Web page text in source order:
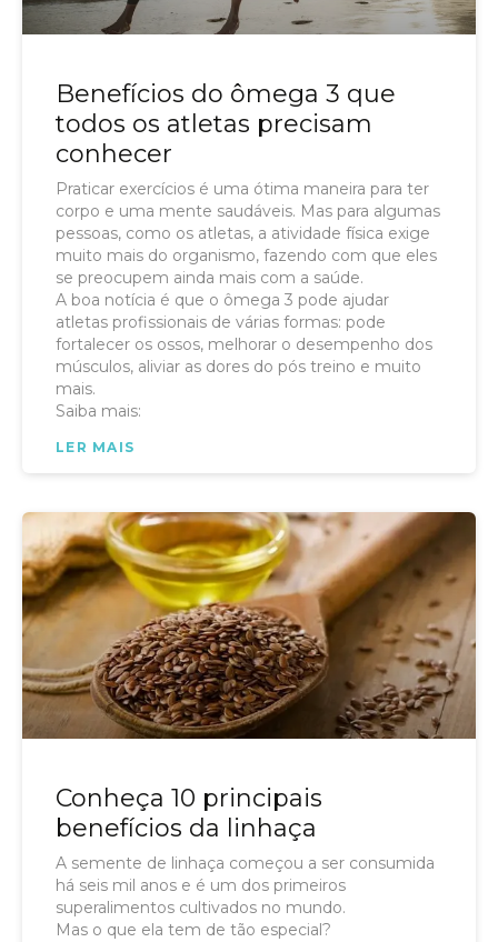
Benefícios do ômega 3 que
todos os atletas precisam
conhecer
Praticar exercícios é uma ótima maneira para ter
corpo e uma mente saudáveis. Mas para algumas
pessoas, como os atletas, a atividade física exige
muito mais do organismo, fazendo com que eles
se preocupem ainda mais com a saúde.
A boa notícia é que o ômega 3 pode ajudar
atletas profissionais de várias formas: pode
fortalecer os ossos, melhorar o desempenho dos
músculos, aliviar as dores do pós treino e muito
mais.
Saiba mais:
LER MAIS
Conheça 10 principais
benefícios da linhaça
A semente de linhaça começou a ser consumida
há seis mil anos e é um dos primeiros
superalimentos cultivados no mundo.
Mas o que ela tem de tão especial?